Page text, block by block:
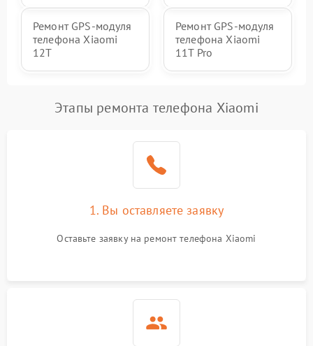
Ремонт GPS-модуля
телефона Xiaomi
12T
Ремонт GPS-модуля
телефона Xiaomi
11T Pro
Этапы ремонта телефона Xiaomi
1. Вы оставляете заявку
Оставьте заявку на ремонт телефона Xiaomi